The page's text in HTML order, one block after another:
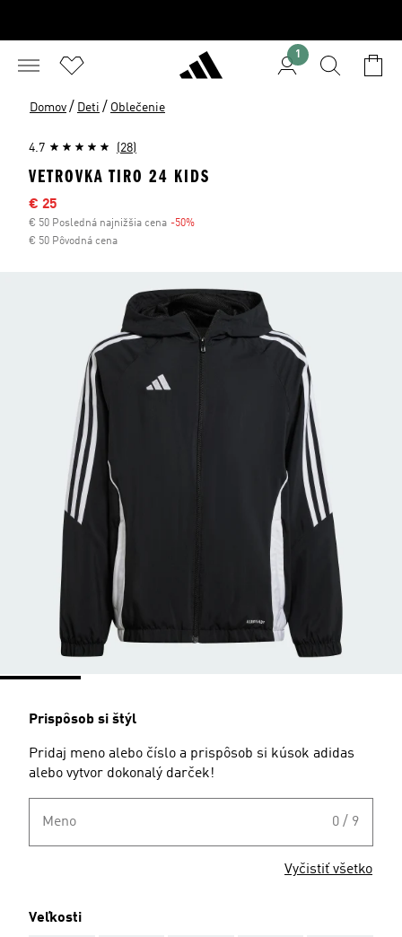
1
Domov / Deti / Oblečenie
4.7 (28)
VETROVKA TIRO 24 KIDS
Výpredajová cena
€ 25
€ 50 Posledná najnižšia cena -50%
€ 50 Pôvodná cena
Prispôsob si štýl
Pridaj meno alebo číslo a prispôsob si kúsok adidas
alebo vytvor dokonalý darček!
Meno 0 / 9
Vyčistiť všetko
Veľkosti